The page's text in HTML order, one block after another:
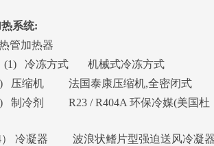
系统:
管加热器
(1) 冷冻方式 机械式冷冻方式
国泰康压缩机,全密闭式
/ R404A 环保冷媒(美国杜
波浪状鳍片型强迫送风冷凝